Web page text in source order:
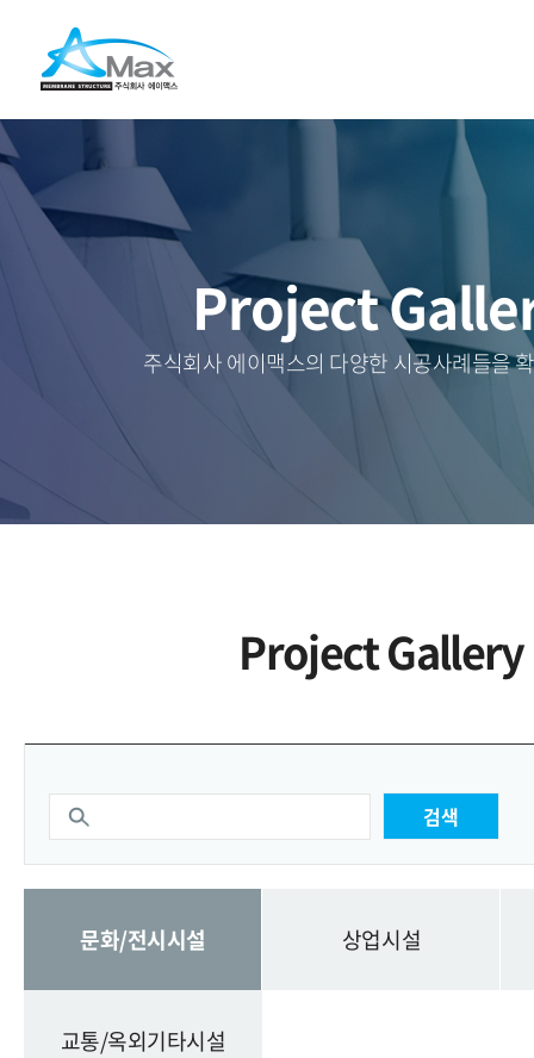
Project
주식회사 에이맥스의 다양한 시공사례들을
Project Gallery
검색
문화/전시시설 상업시설
교통/옥외기타시설